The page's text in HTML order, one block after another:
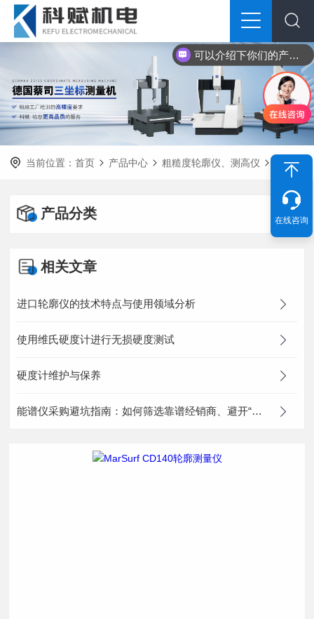
当前位置：首页 产品中心 粗糙度轮廓仪、测高仪
产品分类
相关文章
进口轮廓仪的技术特点与使用领域分析
使用维氏硬度计进行无损硬度测试
硬度计维护与保养
能谱仪采购避坑指南：如何筛选靠谱经销商、避开“贴牌”？
在线咨询
你们是怎么收费的呢？